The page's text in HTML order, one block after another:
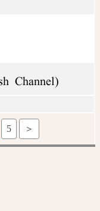
Channel)
5 ＞